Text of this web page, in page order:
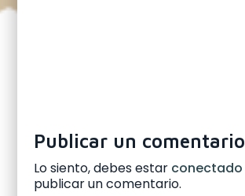
Publicar un comentario
Lo siento, debes estar conectado
publicar un comentario.